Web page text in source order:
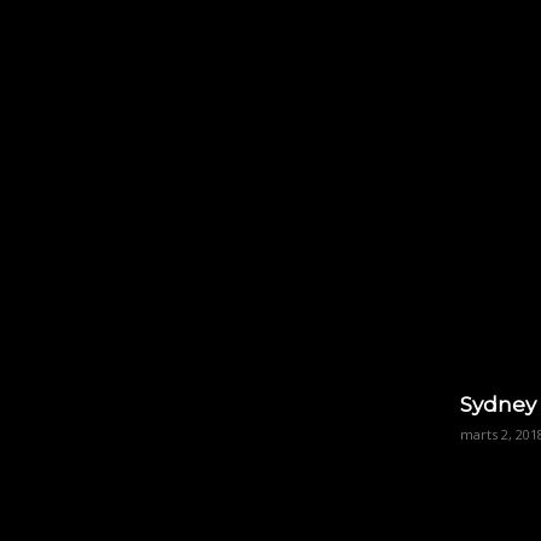
Sydney
marts 2,